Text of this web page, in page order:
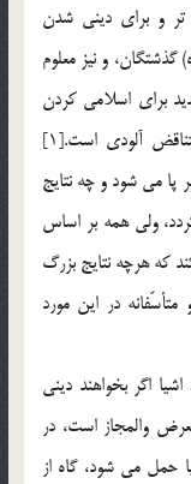
و براي ديني شدن
و نيز معلوم
براي اسلامي كردن
جامعه شناسي يا اقتصاد و حقوق، چه كوشش متناقض آلودي است.[1]
پا مي شود و چه نتايج
ولي همه بر اساس
كه هرچه نتايج بزرگ
در اين مورد
اگر بخواهند ديني
والمجاز است، در
حمل مي شود، گاه از